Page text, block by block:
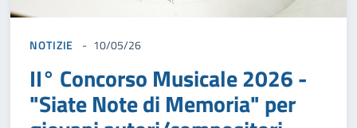
NOTIZIE 10/05/26
II° Concorso Musicale 2026 -
"Siate Note di Memoria" per